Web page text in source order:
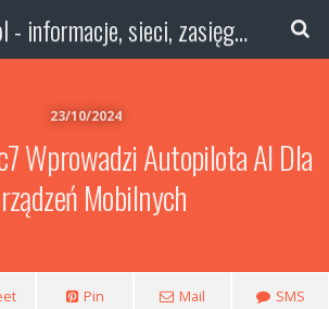
gsm.biz.pl - informacje, sieci, zasięg technologie
23/10/2024
Wprowadzi Autopilota AI Dla
Mobilnych
Pin Mail SMS